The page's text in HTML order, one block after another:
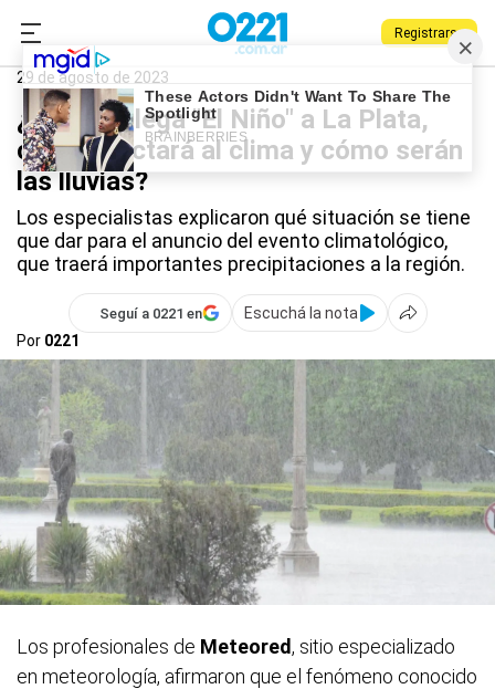
Registrarse
0221.com.ar
Clima en La Plata
29 de agosto de 2023
¿Cuándo llega "El Niño" a La Plata,
cómo afectará al clima y cómo serán
las lluvias?
Los especialistas explicaron qué situación se tiene
que dar para el anuncio del evento climatológico,
que traerá importantes precipitaciones a la región.
Seguí a 0221 en
Escuchá la nota
Por 0221
Los profesionales de Meteored, sitio especializado
en meteorología, afirmaron que el fenómeno conocido